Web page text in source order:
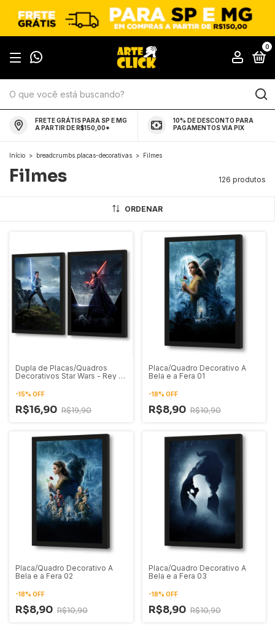
0
FRETE GRÁTIS PARA SP E MG
A PARTIR DE R$150,00*
10% DE DESCONTO PARA
PAGAMENTOS VIA PIX
Início > breadcrumbs.placas-decorativas > Filmes
Filmes 126 produtos
ORDENAR
Dupla de Placas/Quadros
Decorativos Star Wars - Rey e
-15% OFF
R$16,90 R$19,90
Placa/Quadro Decorativo A
Bela e a Fera 01
-18% OFF
R$8,90 R$10,90
Placa/Quadro Decorativo A
Bela e a Fera 02
-18% OFF
R$8,90 R$10,90
Placa/Quadro Decorativo A
Bela e a Fera 03
-18% OFF
R$8,90 R$10,90